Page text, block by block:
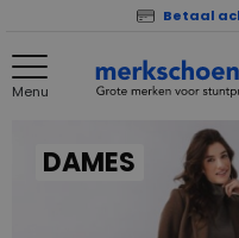
Betaal
Menu
DAMES